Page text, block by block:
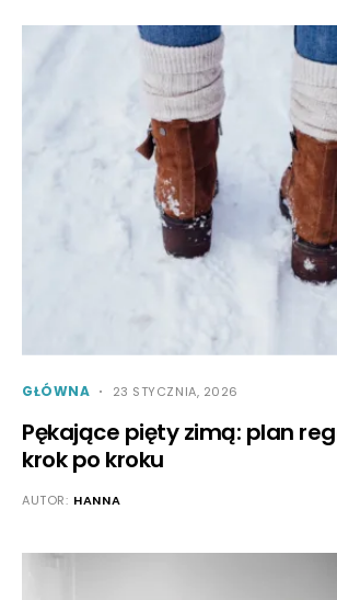
GŁÓWNA 23 STYCZNIA, 2026
Pękające pięty zimą: plan
krok po kroku
AUTOR: HANNA